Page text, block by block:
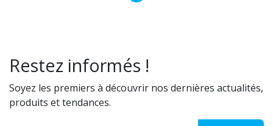
Restez informés !
Soyez les premiers à découvrir nos dernières actualités,
produits et tendances.